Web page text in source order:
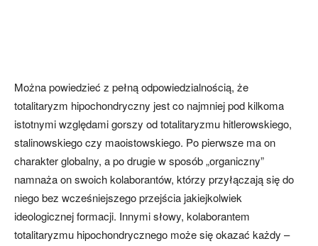
Można powiedzieć z pełną odpowiedzialnością, że
totalitaryzm hipochondryczny jest co najmniej pod kilkoma
istotnymi względami gorszy od totalitaryzmu hitlerowskiego,
stalinowskiego czy maoistowskiego. Po pierwsze ma on
charakter globalny, a po drugie w sposób „organiczny”
namnaża on swoich kolaborantów, którzy przyłączają się do
niego bez wcześniejszego przejścia jakiejkolwiek
ideologicznej formacji. Innymi słowy, kolaborantem
totalitaryzmu hipochondrycznego może się okazać każdy –